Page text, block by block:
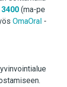
3400 (ma-pe
OmaOral -